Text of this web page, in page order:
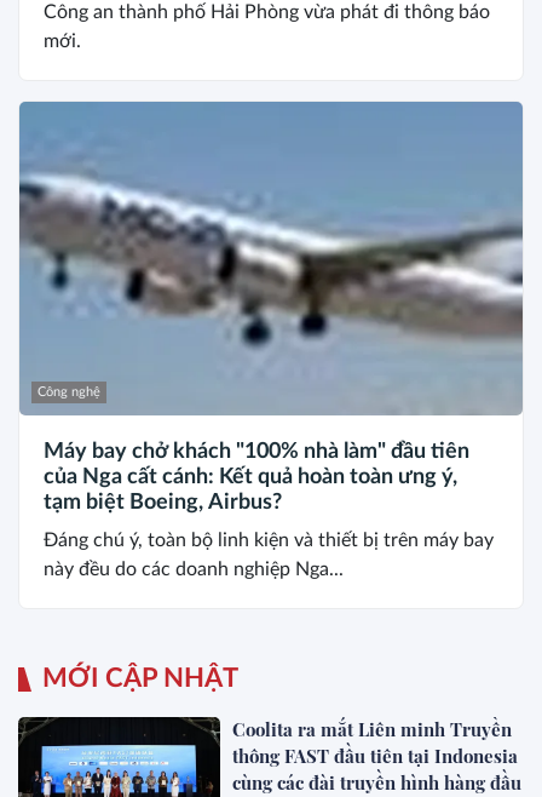
Công an thành phố Hải Phòng vừa phát đi thông báo
mới.
Công nghệ
Máy bay chở khách "100% nhà làm" đầu tiên
của Nga cất cánh: Kết quả hoàn toàn ưng ý,
tạm biệt Boeing, Airbus?
Đáng chú ý, toàn bộ linh kiện và thiết bị trên máy bay
này đều do các doanh nghiệp Nga...
MỚI CẬP NHẬT
Coolita ra mắt Liên minh Truyền
thông FAST đầu tiên tại Indonesia
cùng các đài truyền hình hàng đầu